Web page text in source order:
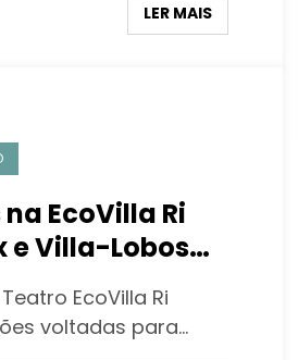
LER MAIS
EcoVilla Ri
e Villa-Lobos
EcoVilla Ri
voltadas para…